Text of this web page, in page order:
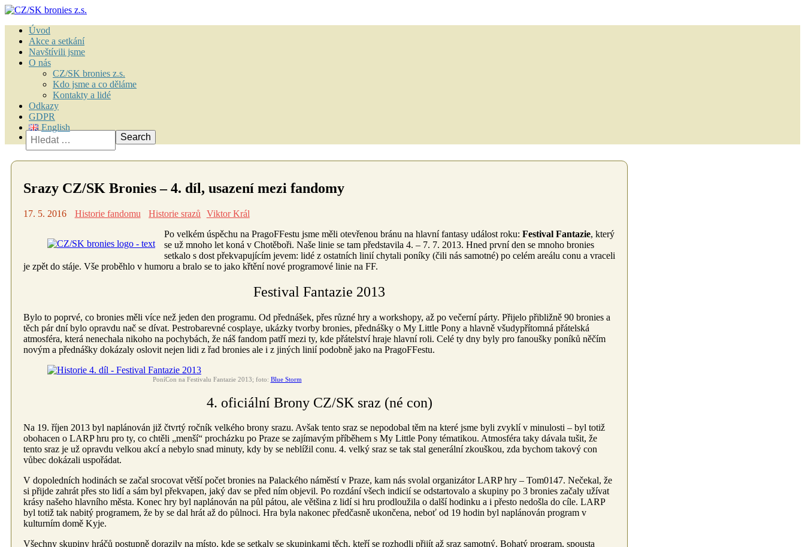
Úvod
Akce a setkání
Navštívili jsme
O nás
CZ/SK bronies z.s.
Kdo jsme a co děláme
Kontakty a lidé
Odkazy
GDPR
English
Vyhledávání
Srazy CZ/SK Bronies – 4. díl, usazení mezi fandomy
17. 5. 2016 Historie fandomu Historie srazů
Viktor Král
Po velkém úspěchu na PragoFFestu jsme měli otevřenou bránu na hlavní fantasy událost roku: Festival Fantazie, který
se už mnoho let koná v Chotěboři. Naše linie se tam představila 4. – 7. 7. 2013. Hned první den se mnoho bronies
setkalo s dost překvapujícím jevem: lidé z ostatních linií chytali poníky (čili nás samotné) po celém areálu conu a vraceli
je zpět do stáje. Vše proběhlo v humoru a bralo se to jako křtění nové programové linie na FF.
Festival Fantazie 2013
Bylo to poprvé, co bronies měli více než jeden den programu. Od přednášek, přes různé hry a workshopy, až po večerní párty. Přijelo přibližně 90 bronies a
těch pár dní bylo opravdu nač se dívat. Pestrobarevné cosplaye, ukázky tvorby bronies, přednášky o My Little Pony a hlavně všudypřítomná přátelská
atmosféra, která nenechala nikoho na pochybách, že náš fandom patří mezi ty, kde přátelství hraje hlavní roli. Celé ty dny byly pro fanoušky poníků něčím
novým a přednášky dokázaly oslovit nejen lidi z řad bronies ale i z jiných linií podobně jako na PragoFFestu.
PoníCon na Festivalu Fantazie 2013; foto: Blue Storm
4. oficiální Brony CZ/SK sraz (né con)
Na 19. říjen 2013 byl naplánován již čtvrtý ročník velkého brony srazu. Avšak tento sraz se nepodobal těm na které jsme byli zvyklí v minulosti – byl totiž
obohacen o LARP hru pro ty, co chtěli „menší“ procházku po Praze se zajímavým příběhem s My Little Pony tématikou. Atmosféra taky dávala tušit, že
tento sraz je už opravdu velkou akcí a nebylo snad minuty, kdy by se neblížil conu. 4. velký sraz se tak stal generální zkouškou, zda bychom takový con
vůbec dokázali uspořádat.
V dopoledních hodinách se začal srocovat větší počet bronies na Palackého náměstí v Praze, kam nás svolal organizátor LARP hry – Tom0147. Nečekal, že
si přijde zahrát přes sto lidí a sám byl překvapen, jaký dav se před ním objevil. Po rozdání všech indicií se odstartovalo a skupiny po 3 bronies začaly užívat
krásy našeho hlavního města. Konec hry byl naplánován na půl pátou, ale většina z lidí si hru prodloužila o další hodinku a i přesto nedošla do cíle. LARP
byl totiž tak nabitý programem, že by se dal hrát až do půlnoci. Hra byla nakonec předčasně ukončena, neboť od 19 hodin byl naplánován program v
kulturním domě Kyje.
Všechny skupiny hráčů postupně dorazily na místo, kde se setkaly se skupinkami těch, kteří se rozhodli přijít až sraz samotný. Bohatý program, spousta